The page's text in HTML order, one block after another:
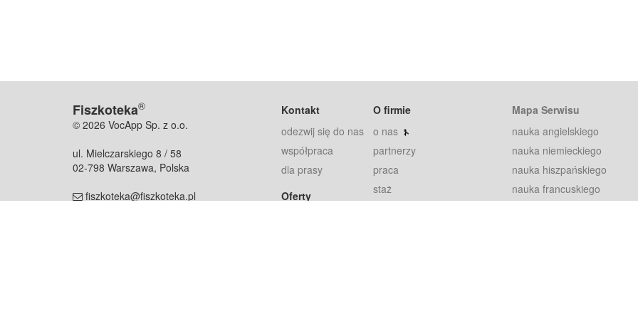
Fiszkoteka®
© 2026 VocApp Sp. z o.o.
ul. Mielczarskiego 8 / 58
02-798 Warszawa, Polska
fiszkoteka@fiszkoteka.pl
Kontakt
odezwij się do nas
współpraca
dla prasy
Oferty
O firmie
o nas
partnerzy
praca
staż
Mapa Serwisu
nauka angielskiego
nauka niemieckiego
nauka hiszpańskiego
nauka francuskiego